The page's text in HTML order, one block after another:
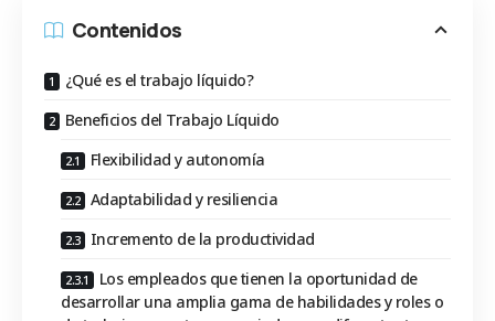
Contenidos
¿Qué es el trabajo líquido?
Beneficios del Trabajo Líquido
Flexibilidad y autonomía
Adaptabilidad y resiliencia
Incremento de la productividad
Los empleados que tienen la oportunidad de
desarrollar una amplia gama de habilidades y roles o